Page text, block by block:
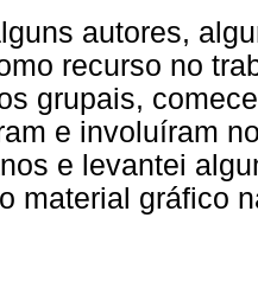
autores,
recurso no
grupais,
e involuíram
e levantei
material gráfico